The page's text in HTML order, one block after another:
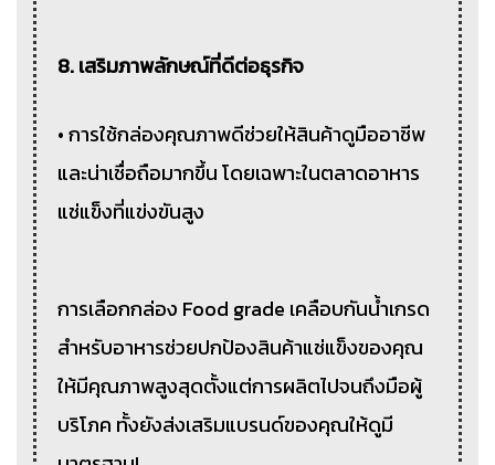
8. เสริมภาพลักษณ์ที่ดีต่อธุรกิจ
• การใช้กล่องคุณภาพดีช่วยให้สินค้าดูมืออาชีพ
และน่าเชื่อถือมากขึ้น โดยเฉพาะในตลาดอาหาร
แช่แข็งที่แข่งขันสูง
การเลือกกล่อง Food grade เคลือบกันน้ำเกรด
สำหรับอาหารช่วยปกป้องสินค้าแช่แข็งของคุณ
ให้มีคุณภาพสูงสุดตั้งแต่การผลิตไปจนถึงมือผู้
บริโภค ทั้งยังส่งเสริมแบรนด์ของคุณให้ดูมี